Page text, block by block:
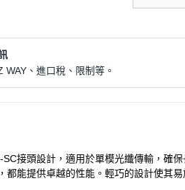
WAY、進口稅、限制等。
接頭設計，適用於單模光纖傳輸，確
都能提供卓越的性能。輕巧的設計使其